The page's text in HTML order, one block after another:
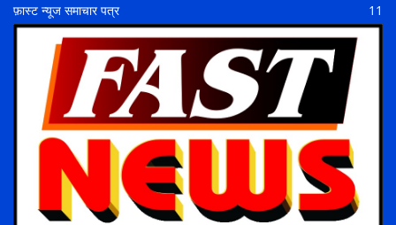
फ़ास्ट न्यूज समाचार पत्र
11